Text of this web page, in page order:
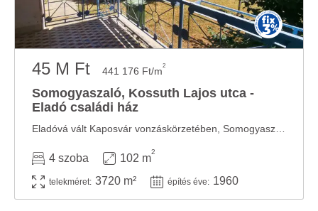
45 M Ft 441 176 Ft/m2
Somogyaszaló, Kossuth Lajos utca -
Eladó családi ház
4 szoba 102 m
2
telekméret: 3720 m² építés éve: 1960